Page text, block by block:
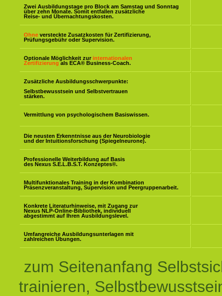
Zwei Ausbildungstage pro Block am Samstag und Sonntag
über zehn Monate. Somit entfallen zusätzliche
Reise- und Übernachtungskosten.
Ohne versteckte Zusatzkosten für Zertifizierung,
Prüfungsgebühr oder Supervision.
Optionale Möglichkeit zur internationalen
Zertifizierungals ECA® Business-Coach.
Zusätzliche Ausbildungsschwerpunkte:
Selbstbewusstsein und Selbstvertrauen
stärken.
Vermittlung von psychologischem Basiswissen.
Die neusten Erkenntnisse aus der Neurobiologie
und der Intuitionsforschung (Spiegelneurone).
Professionelle Weiterbildung auf Basis
des Nexus S.E.L.B.S.T. Konzeptes®.
Multifunktionales Training in der Kombination
Präsenzveranstaltung, Supervision und Peergruppenarbeit.
Konkrete Literaturhinweise, mit Zugang zur
Nexus NLP-Online-Bibliothek, individuell
abgestimmt auf Ihren Ausbildungslevel.
Umfangreiche Ausbildungsunterlagen mit
zahlreichen Übungen.
zum Seitenanfang
trainieren,